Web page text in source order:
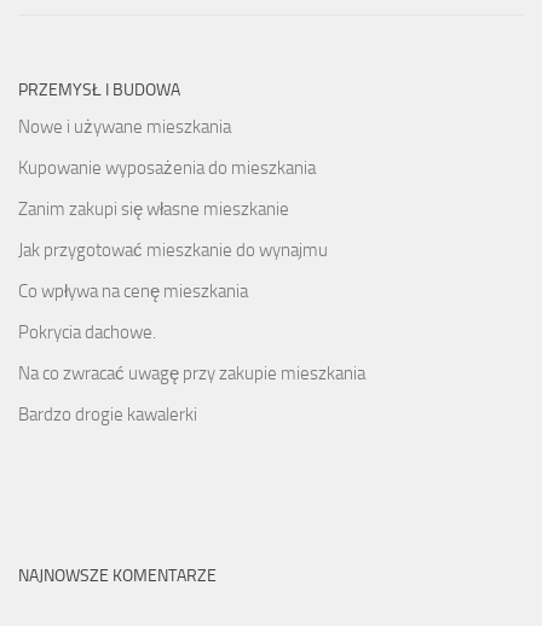
PRZEMYSŁ I BUDOWA
Nowe i używane mieszkania
Kupowanie wyposażenia do mieszkania
Zanim zakupi się własne mieszkanie
Jak przygotować mieszkanie do wynajmu
Co wpływa na cenę mieszkania
Pokrycia dachowe.
Na co zwracać uwagę przy zakupie mieszkania
Bardzo drogie kawalerki
NAJNOWSZE KOMENTARZE